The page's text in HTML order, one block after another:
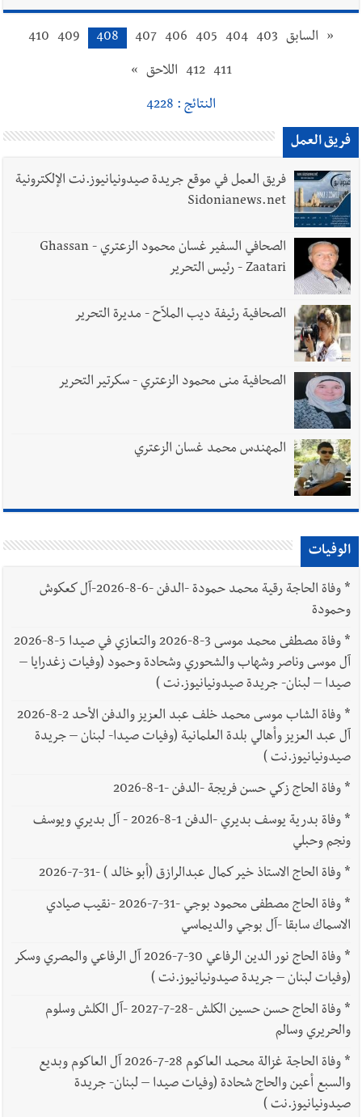
« السابق 403
404
405
406
407
408
409
410
411
412 اللاحق »
النتائج : 4228
فريق العمل
فريق العمل في موقع جريدة صيدونيانيوز.نت الإلكترونية
Sidonianews.net
الصحافي السفير غسان محمود الزعتري - Ghassan
Zaatari - رئيس التحرير
الصحافية رئيفة ديب الملاّح - مديرة التحرير
الصحافية منى محمود الزعتري - سكرتير التحرير
المهندس محمد غسان الزعتري
الوفيات
*
وفاة الحاجة رقية محمد حمودة -الدفن -6-8-2026-آل كعكوش
وحمودة
*
وفاة مصطفى محمد موسى 3-8-2026 والتعازي في صيدا 5-8-2026
آل موسى وناصر وشهاب والشحوري وشحادة وحمود (وفيات زغدرايا –
صيدا – لبنان- جريدة صيدونيانيوز.نت )
*
وفاة الشاب موسى محمد خلف عبد العزيز والدفن الأحد 2-8-2026
آل عبد العزيز وأهالي بلدة العلمانية (وفيات صيدا- لبنان – جريدة
صيدونيانيوز.نت )
*وفاة الحاج زكي حسن فريجة -الدفن -1-8-2026
*
وفاة بدرية يوسف بديري -الدفن 1-8-2026 - آل بديري ويوسف
ونجم وحبلي
*وفاة الحاج الاستاذ خير كمال عبدالرازق (أبو خالد ) -31-7-2026
*
وفاة الحاج مصطفى محمود بوجي -31-7-2026 -نقيب صيادي
الاسماك سابقا -آل بوجي والديماسي
*
وفاة الحاج نور الدين الرفاعي 30-7-2026 آل الرفاعي والمصري وسكر
(وفيات لبنان – جريدة صيدونيانيوز.نت )
*
وفاة الحاج حسن حسين الكلش -28-7-2027 -آل الكلش وسلوم
والحريري وسالم
*
وفاة الحاجة غزالة محمد العاكوم 28-7-2026 آل العاكوم وبديع
والسبع أعين والحاج شحادة (وفيات صيدا – لبنان- جريدة
صيدونيانيوز.نت )